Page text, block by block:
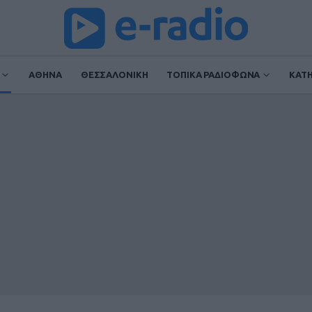
ΑΘΗΝΑ ΘΕΣΣΑΛΟΝΙΚΗ ΤΟΠΙΚΑ ΡΑΔΙΟΦΩΝΑ